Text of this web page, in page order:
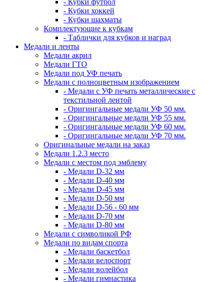
- Кубки футбол
- Кубки хоккей
- Кубки шахматы
Комплектующие к кубкам
- Таблички для кубков и наград
Медали и ленты
Медали акрил
Медали ГТО
Медали под УФ печать
Медали с полноцветным изображением
- Медали с УФ печать металлические с
текстильной лентой
- Оригингальные медали УФ 50 мм.
- Оригингальные медали УФ 55 мм.
- Оригингальные медали УФ 60 мм.
- Оригингальные медали УФ 70 мм.
Оригинальные медали на заказ
Медали 1.2.3 место
Медали с местом под эмблему
- Медали D-32 мм
- Медали D-40 мм
- Медали D-45 мм
- Медали D-50 мм
- Медали D-56 - 60 мм
- Медали D-70 мм
- Медали D-80 мм
Медали с символикой РФ
Медали по видам спорта
- Медали баскетбол
- Медали велоспорт
- Медали волейбол
- Медали гимнастика